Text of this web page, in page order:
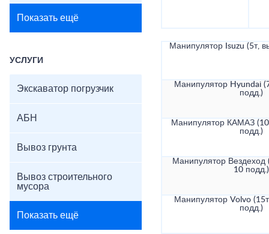
Показать ещё
УСЛУГИ
Экскаватор погрузчик
АБН
Вывоз грунта
Вывоз строительного
мусора
Показать ещё
Манипулятор Isuzu (5т,
Манипулятор Hyundai
подд.)
Манипулятор КАМАЗ
подд.)
Манипулятор Вездеход
10 подд.)
Манипулятор Volvo
подд.)